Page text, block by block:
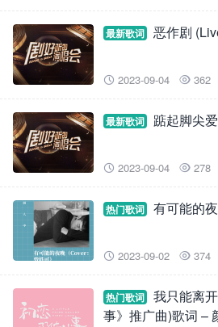
最新歌词 恶作剧
 2023-09-04  362
最新歌词 踮起脚尖
 2023-09-04  278
热门歌词 有可能的
 2023-09-02  374
热门歌词
我只能离
事》推广曲)歌词 –